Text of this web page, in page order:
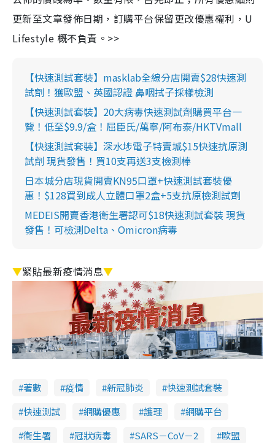
更新至文章發佈日期，訂購平台保留更改優惠權利，U
Lifestyle 概不負責。>>
【快速測試套裝】masklab全線分店開賣$28快速測
試劑！獲歐盟、英國認證 鼻咽拭子採樣檢測
【快速測試套裝】20大病毒快速測試劑購買平台一
覽！低至$9.9/盒！屈臣氏/萬寧/阿布泰/HKTVmall
【快速測試套裝】深水埗電子特賣城$15快速抗原測
試劑 現貨發售！買10支再送3支檢測棒
日本城分店現貨開賣KN95口罩+快速測試套裝優
惠！$128買到成人立體口罩2盒+5支抗原檢測試劑
MEDEIS開賣香港衛生署認可$18快速測試套裝 現貨
發售！可檢測Delta、Omicron病毒
▼緊貼最新疫情消息▼
著數 疫情 新冠肺炎
快速測試套裝
快速測試
網購優惠 護理
網購平台
衞生署
冠狀病毒 SARS－CoV－2 歐盟